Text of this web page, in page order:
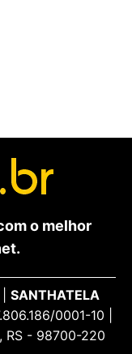
o melhor
SANTHATELA
0001-10 |
RS - 98700-220